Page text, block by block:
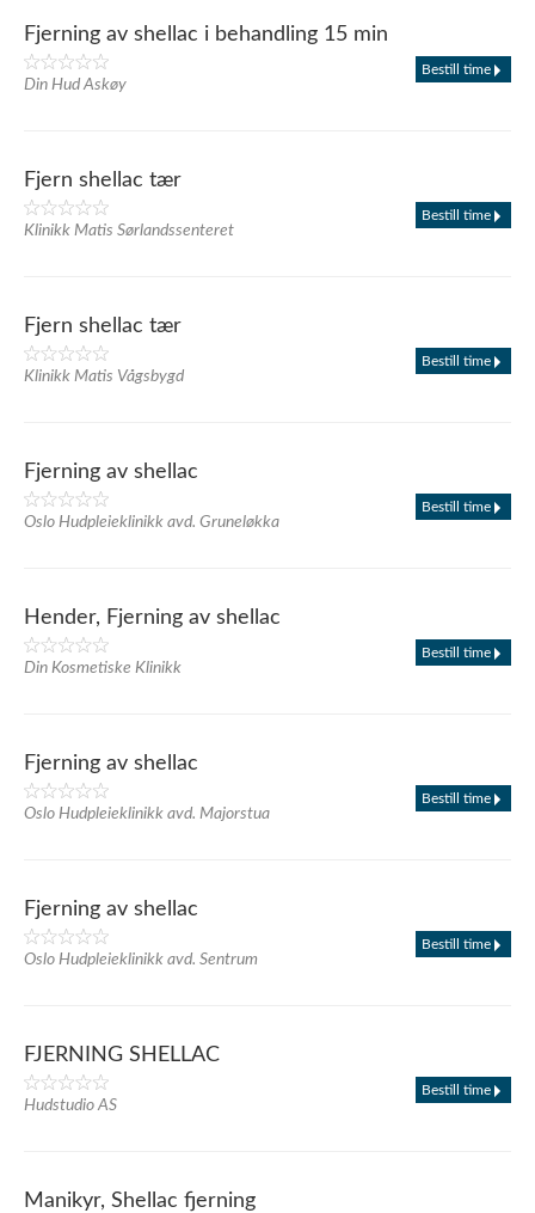
Fjerning av shellac i behandling 15 min
Din Hud Askøy
Bestill time
Fjern shellac tær
Klinikk Matis Sørlandssenteret
Bestill time
Fjern shellac tær
Klinikk Matis Vågsbygd
Bestill time
Fjerning av shellac
Oslo Hudpleieklinikk avd. Gruneløkka
Bestill time
Hender, Fjerning av shellac
Din Kosmetiske Klinikk
Bestill time
Fjerning av shellac
Oslo Hudpleieklinikk avd. Majorstua
Bestill time
Fjerning av shellac
Oslo Hudpleieklinikk avd. Sentrum
Bestill time
FJERNING SHELLAC
Hudstudio AS
Bestill time
Manikyr, Shellac fjerning